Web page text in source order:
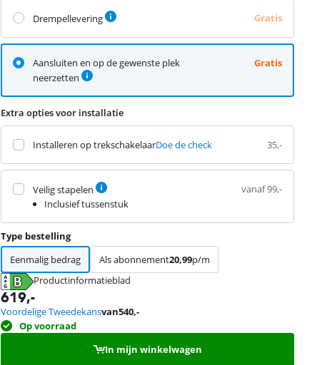
Drempellevering Gratis
Aansluiten en op de gewenste plek
neerzetten
Gratis
Extra opties voor installatie
Installeren op trekschakelaarDoe de check 35,-
Veilig stapelen
Inclusief tussenstuk
vanaf 99,-
Type bestelling
Eenmalig bedrag
Als abonnement20,99p/m
Productinformatieblad
opent in nieuw tabblad
619,-
Voordelige Tweedekansvan540,-
Op voorraad
In mijn winkelwagen